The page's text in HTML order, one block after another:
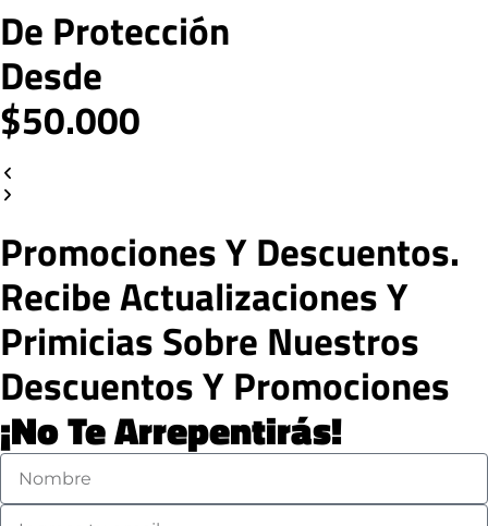
De Protección
Desde
$50.000
Promociones Y Descuentos.
Recibe Actualizaciones Y
Primicias Sobre Nuestros
Descuentos Y Promociones
¡No Te Arrepentirás!